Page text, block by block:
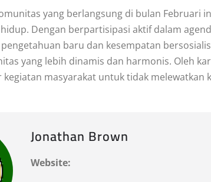
yang berlangsung di bulan Februari
Dengan berpartisipasi aktif dalam
baru dan kesempatan
yang lebih dinamis dan harmonis. Oleh
masyarakat untuk tidak melewatkan
Jonathan Brown
Website: